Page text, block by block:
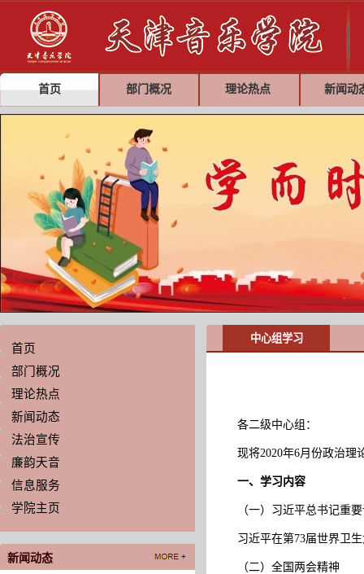
首页 部门概况 理论热点 新闻动
首页
部门概况
理论热点
新闻动态
法治宣传
廉韵天音
信息服务
学院主页
新闻动态
中心组学习
各二级中心组：
现将2020年6月份政治
一、学习内容
（一）习近平总书记重
习近平在第73届世界卫
（二）全国两会精神